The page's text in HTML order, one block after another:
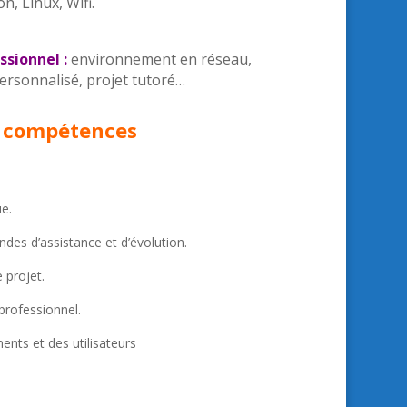
:environnement en réseau,
projet tutoré…
compétences
d’assistance et d’évolution.
projet.
et des utilisateurs